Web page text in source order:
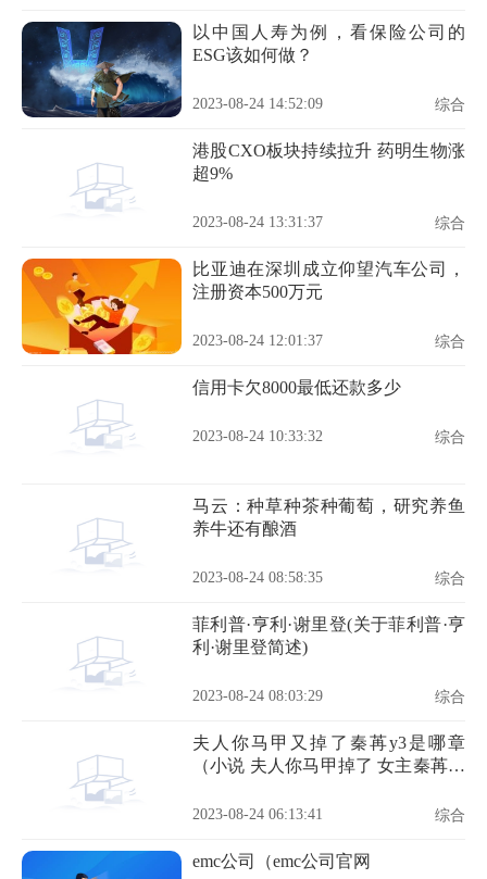
以中国人寿为例，看保险公司的
ESG该如何做？
2023-08-24 14:52:09 综合
港股CXO板块持续拉升 药明生物涨
超9%
2023-08-24 13:31:37 综合
比亚迪在深圳成立仰望汽车公司，
注册资本500万元
2023-08-24 12:01:37 综合
信用卡欠8000最低还款多少
2023-08-24 10:33:32 综合
马云：种草种茶种葡萄，研究养鱼
养牛还有酿酒
2023-08-24 08:58:35 综合
菲利普·亨利·谢里登(关于菲利普·亨
利·谢里登简述)
2023-08-24 08:03:29 综合
夫人你马甲又掉了秦苒y3是哪章
（小说 夫人你马甲掉了 女主秦苒的
2023-08-24 06:13:41 综合
emc公司（emc公司官网